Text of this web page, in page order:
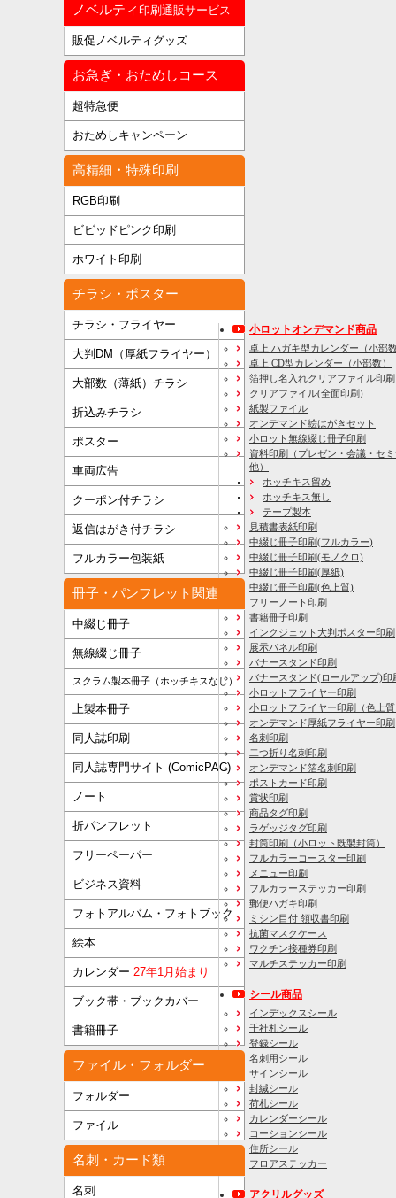
ノベルティ 印刷通販サービス
販促ノベルティグッズ
お急ぎ・おためしコース
超特急便
おためしキャンペーン
高精細・特殊印刷
RGB印刷
ビビッドピンク印刷
ホワイト印刷
チラシ・ポスター
チラシ・フライヤー
大判DM（厚紙フライヤー）
大部数（薄紙）チラシ
折込みチラシ
ポスター
車両広告
クーポン付チラシ
返信はがき付チラシ
フルカラー包装紙
冊子・パンフレット関連
中綴じ冊子
無線綴じ冊子
スクラム製本冊子（ホッチキスなし）
上製本冊子
同人誌印刷
同人誌専門サイト (ComicPAC)
ノート
折パンフレット
フリーペーパー
ビジネス資料
フォトアルバム・フォトブック
絵本
カレンダー 27年1月始まり
ブック帯・ブックカバー
書籍冊子
ファイル・フォルダー
フォルダー
ファイル
名刺・カード類
名刺
小ロットオンデマンド商品
卓上 ハガキ型カレンダー（小部
卓上 CD型カレンダー（小部数）
箔押し名入れクリアファイル印刷
クリアファイル(全面印刷)
紙製ファイル
オンデマンド絵はがきセット
小ロット無線綴じ冊子印刷
資料印刷
（プレゼン・会議・セ
他）
ホッチキス留め
ホッチキス無し
テープ製本
見積書表紙印刷
中綴じ冊子印刷(フルカラー)
中綴じ冊子印刷(モノクロ)
中綴じ冊子印刷(厚紙)
中綴じ冊子印刷(色上質)
フリーノート印刷
書籍冊子印刷
インクジェット大判ポスター印刷
展示パネル印刷
バナースタンド印刷
バナースタンド(ロールアップ)印
小ロットフライヤー印刷
小ロットフライヤー印刷（色上
オンデマンド厚紙フライヤー印刷
名刺印刷
二つ折り名刺印刷
オンデマンド箔名刺印刷
ポストカード印刷
賞状印刷
商品タグ印刷
ラゲッジタグ印刷
封筒印刷
（小ロット既製封筒）
フルカラーコースター印刷
メニュー印刷
フルカラーステッカー印刷
郵便ハガキ印刷
ミシン目付 領収書印刷
抗菌マスクケース
ワクチン接種券印刷
マルチステッカー印刷
シール商品
インデックスシール
千社札シール
登録シール
名刺用シール
サインシール
封緘シール
荷札シール
カレンダーシール
コーションシール
住所シール
フロアステッカー
アクリルグッズ